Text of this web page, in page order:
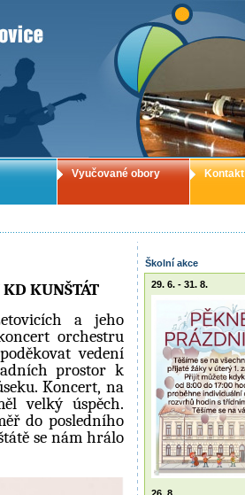
škola
KUNŠTÁT
a jeho
orchestru
vedení
prostor k
Koncert, na
velký úspěch.
do posledního
se nám hrálo
Školní akce
29. 6. - 31. 8.
Vyučované obory Kontakt